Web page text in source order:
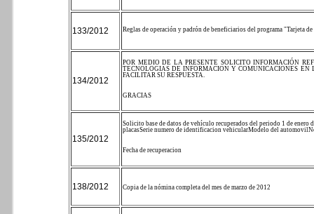
133/2012 Reglas de operación y padrón de beneficiarios del programa "Tarjeta
134/2012
POR MEDIO DE LA PRESENTE SOLICITO INFORMACIÓN
TECNOLOGIAS DE INFORMACION Y COMUNICACIONES EN
FACILITAR SU RESPUESTA.
GRACIAS
135/2012
Solicito base de datos de vehículo recuperados del periodo 1 de
placasSerie numero de identificacion vehicularModelo del automovil
Fecha de recuperacion
138/2012 Copia de la nómina completa del mes de marzo de 2012